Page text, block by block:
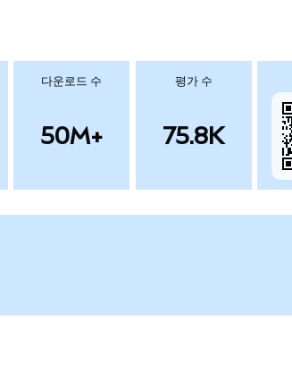
다운로드 수
50M+
평가 수
75.8K